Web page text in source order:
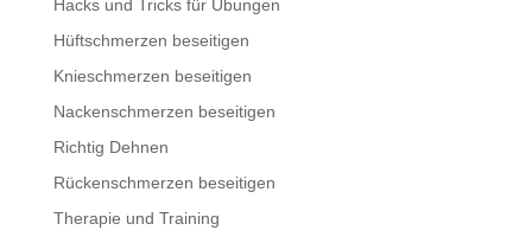
Hacks und Tricks für Übungen
Hüftschmerzen beseitigen
Knieschmerzen beseitigen
Nackenschmerzen beseitigen
Richtig Dehnen
Rückenschmerzen beseitigen
Therapie und Training